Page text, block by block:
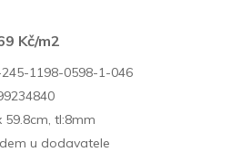
Kč/m2
1198-0598-1-046
59.8cm, tl:8mm
u dodavatele